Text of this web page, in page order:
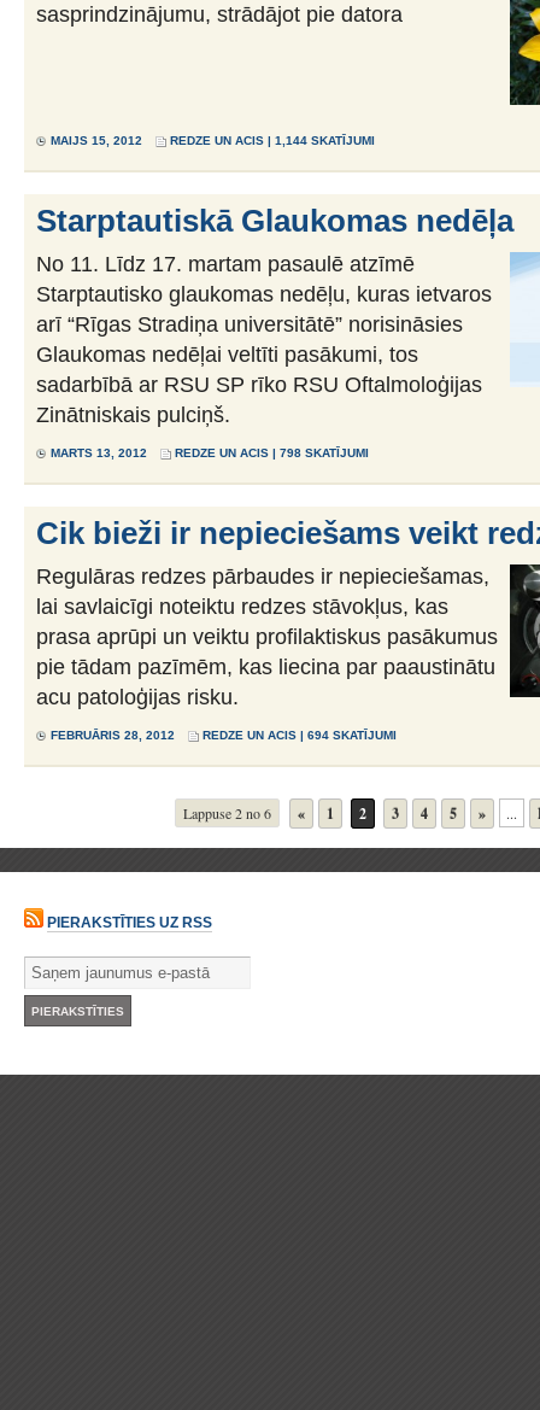
sasprindzinājumu, strādājot pie datora
MAIJS 15, 2012 REDZE UN ACIS | 1,144 SKATĪJUMI
Starptautiskā Glaukomas nedēļa
No 11. Līdz 17. martam pasaulē atzīmē
Starptautisko glaukomas nedēļu, kuras ietvaros
arī “Rīgas Stradiņa universitātē” norisināsies
Glaukomas nedēļai veltīti pasākumi, tos
sadarbībā ar RSU SP rīko RSU Oftalmoloģijas
Zinātniskais pulciņš.
MARTS 13, 2012 REDZE UN ACIS | 798 SKATĪJUMI
Cik bieži ir nepieciešams veikt
Regulāras redzes pārbaudes ir nepieciešamas,
lai savlaicīgi noteiktu redzes stāvokļus, kas
prasa aprūpi un veiktu profilaktiskus pasākumus
pie tādam pazīmēm, kas liecina par paaustinātu
acu patoloģijas risku.
FEBRUĀRIS 28, 2012 REDZE UN ACIS | 694 SKATĪJUMI
Lappuse 2 no 6 « 1 2 3 4 5 » ...
PIERAKSTĪTIES UZ RSS